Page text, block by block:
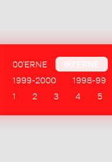
00'ERNE
1999-2000
1998-99
1
2 3 4 5